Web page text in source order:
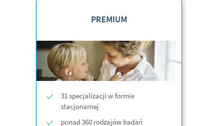
PREMIUM
31 specjalizacji w formie
stacjonarnej
ponad 360 rodzajów badań